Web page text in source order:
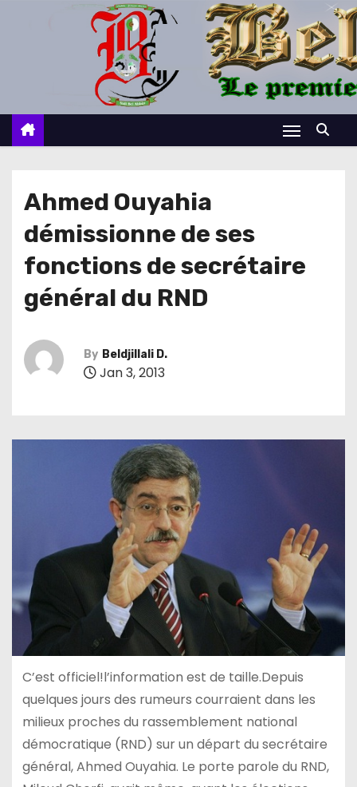
c
Ahmed Ouyahia
démissionne de ses
fonctions de secrétaire
général du RND
By Beldjillali D.
Jan 3, 2013
C’est officiel!l’information est de taille.Depuis
quelques jours des rumeurs courraient dans les
milieux proches du rassemblement national
démocratique (RND) sur un départ du secrétaire
général, Ahmed Ouyahia. Le porte parole du RND,